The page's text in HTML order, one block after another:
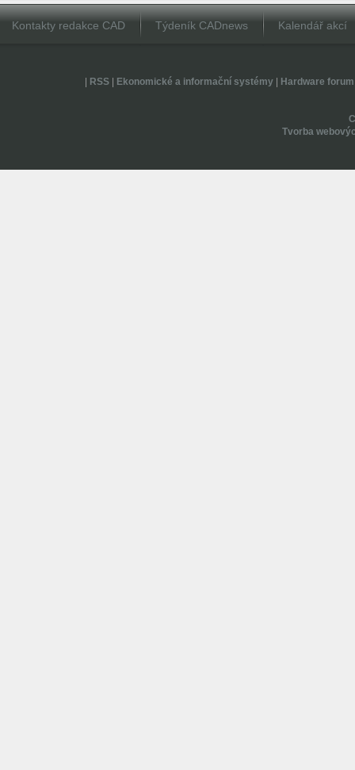
Kontakty redakce CAD Týdeník CADnews Kalendář akcí
RSS| Ekonomické a informační systémy| Hardware forum
Tvorba